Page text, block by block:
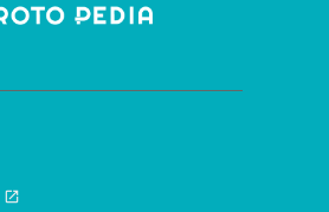
open_in_new